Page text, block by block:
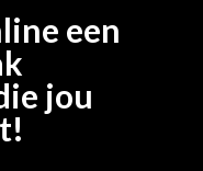
een
jou